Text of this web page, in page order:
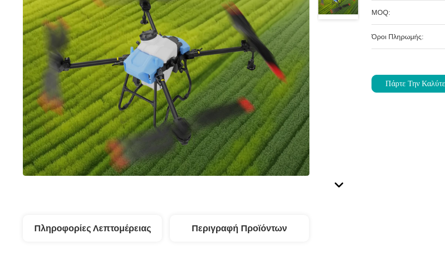
MOQ:
Όροι Πληρωμής:
Πάρτε Την
Πληροφορίες Λεπτομέρειας Περιγραφή Προϊόντων